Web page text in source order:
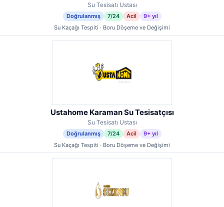
Su Tesisatı Ustası
Doğrulanmış 7/24 Acil
9+ yıl
Su Kaçağı Tespiti · Boru Döşeme ve Değişimi
Ustahome Karaman Su Tesisatçısı
Su Tesisatı Ustası
Doğrulanmış 7/24 Acil
9+ yıl
Su Kaçağı Tespiti · Boru Döşeme ve Değişimi